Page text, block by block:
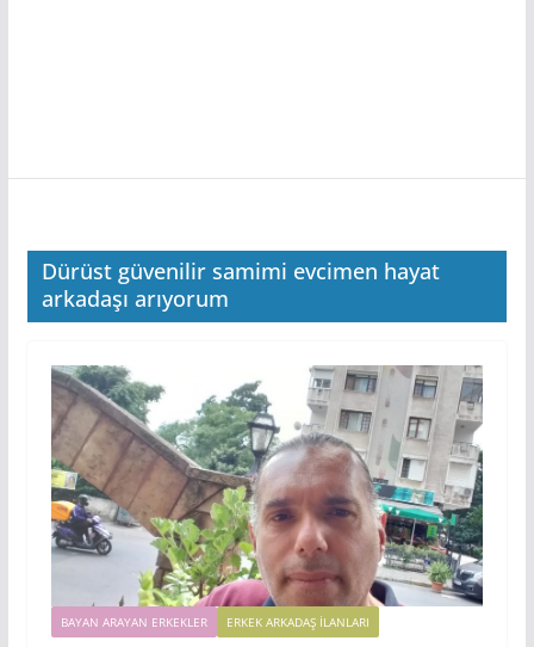
Dürüst güvenilir samimi evcimen hayat
arkadaşı arıyorum
BAYAN ARAYAN ERKEKLER ERKEK ARKADAŞ ILANLARI